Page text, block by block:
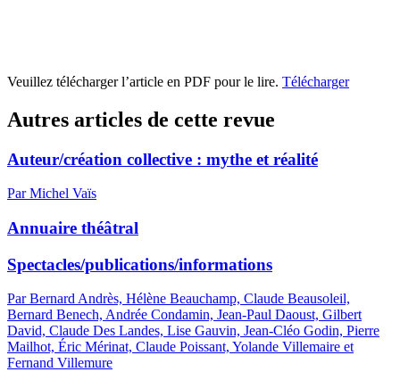
Veuillez télécharger l’article en PDF pour le lire. Télécharger
Autres articles de cette revue
Auteur/création collective : mythe et réalité
Par Michel Vaïs
Annuaire théâtral
Spectacles/publications/informations
Par Bernard Andrès, Hélène Beauchamp, Claude Beausoleil,
Bernard Benech, Andrée Condamin, Jean-Paul Daoust, Gilbert
David, Claude Des Landes, Lise Gauvin, Jean-Cléo Godin, Pierre
Mailhot, Éric Mérinat, Claude Poissant, Yolande Villemaire et
Fernand Villemure